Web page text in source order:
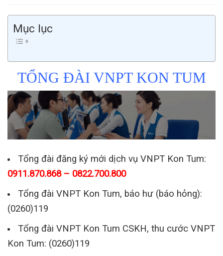
Mục lục
TỔNG ĐÀI VNPT KON TUM
Tổng đài đăng ký mới dịch vụ VNPT Kon Tum:
0911.870.868 – 0822.700.800
Tổng đài VNPT Kon Tum, báo hư (báo hỏng):
(0260)119
Tổng đài VNPT Kon Tum CSKH, thu cước VNPT
Kon Tum: (0260)119